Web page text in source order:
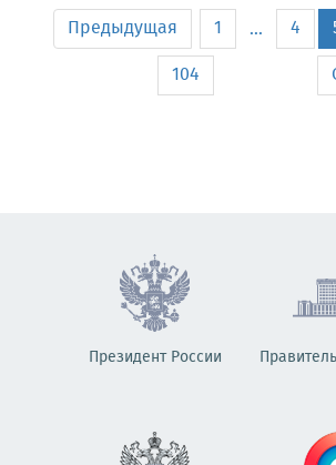
Предыдущая 1 ... 4
104
Президент России